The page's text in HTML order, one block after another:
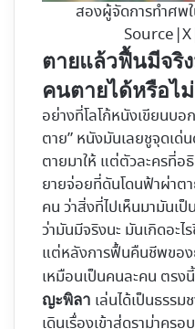
สองผู้จัดการทำศพ
ตายแล้วฟื้นมีจริ
คนตายได้หรือไ
อย่างที่โลโก้หนังเขียนบอ
ตาย” หนังมันเลยชูจุดเด่
ตายมาให้ แต่ตัวละครที่อ
ยายจ่อยที่ดันโดนฟ้าผ่าต
คน ว่าสิ่งที่ไปเห็นมามันเ
ว่ามันมีจริงนะ มันเกิดอะไ
แต่หลังการฟื้นคืนชีพขอ
เหมือนเป็นคนละคน ตรง
ญะพิลา เล่นได้เป็นธรร
เดินเรื่องเข้าสู่ดราม่าครอ